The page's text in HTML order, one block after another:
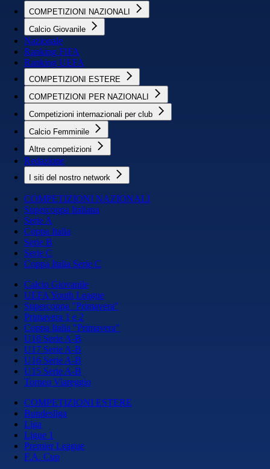
COMPETIZIONI NAZIONALI
Calcio Giovanile
Nazionale
Ranking FIFA
Ranking UEFA
COMPETIZIONI ESTERE
COMPETIZIONI PER NAZIONALI
Competizioni internazionali per club
Calcio Femminile
Altre competizioni
Redazione
I siti del nostro network
COMPETIZIONI NAZIONALI
Supercoppa Italiana
Serie A
Coppa Italia
Serie B
Serie C
Coppa Italia Serie C
Calcio Giovanile
UEFA Youth League
Supercoppa "Primavera"
Primavera 1 e 2
Coppa Italia "Primavera"
U18 Serie A-B
U17 Serie A-B
U16 Serie A-B
U15 Serie A-B
Torneo Viareggio
COMPETIZIONI ESTERE
Bundesliga
Liga
Ligue 1
Premier League
F.A. Cup